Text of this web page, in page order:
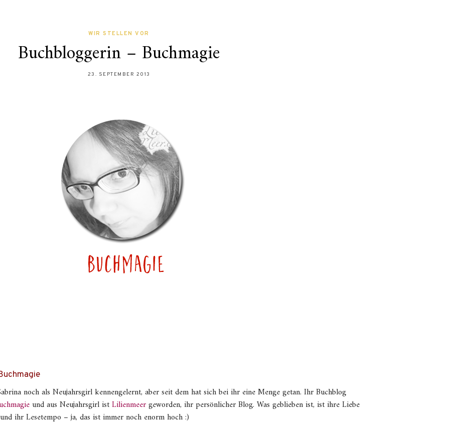
WIR STELLEN VOR
Buchbloggerin – Buchmagie
23. SEPTEMBER 2013
noch als Neujahrsgirl kennengelernt, aber seit dem hat sich bei ihr eine Menge getan. Ihr Buchblog
und aus Neujahrsgirl istLilienmeergeworden, ihr persönlicher Blog. Was geblieben ist, ist ihre Liebe
ihr Lesetempo – ja, das ist immer noch enorm hoch :)